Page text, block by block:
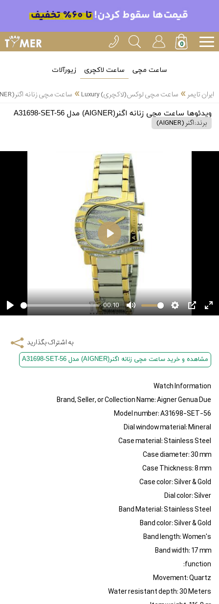
ساعت مچی ساعت لاکچری زیورآلات
ایران تایمر » ساعت مچی لوکس(لاکچری) Luxury » ساعت مچی زنانه اگنر(AIGNER) مدل A31698-SET-56
ویدئوها ساعت مچی زنانه اگنر(AIGNER) مدل A31698-SET-56
برند:اگنر (AIGNER)
00:10
به اشتراک بگذارید
مشاهده و خرید ساعت مچی زنانه اگنر(AIGNER) مدل A31698-SET-56
Watch Information
Brand, Seller, or Collection Name: Aigner Genua Due
Model number: A31698-SET-56
Dial window material: Mineral
Case material: Stainless Steel
Case diameter: 30 mm
Case Thickness: 8 mm
Case color: Silver & Gold
Dial color: Silver
Band Material: Stainless Steel
Band color: Silver & Gold
Band length: Women's
Band width: 17 mm
function:
Movement: Quartz
Water resistant depth: 30 Meters